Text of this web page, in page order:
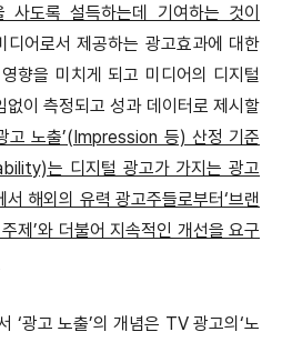
도록 설득하는데 기여하는 것이
어로서 제공하는 광고효과에 대한
향을 미치게 되고 미디어의 디지털
이 측정되고 성과 데이터로 제시할
고 노출’(Impression 등) 산정 기준
는 디지털 광고가 가지는 광고
해외의 유력 광고주들로부터‘브랜
’와 더불어 지속적인 개선을 요구
‘광고 노출’의 개념은 TV 광고의‘노